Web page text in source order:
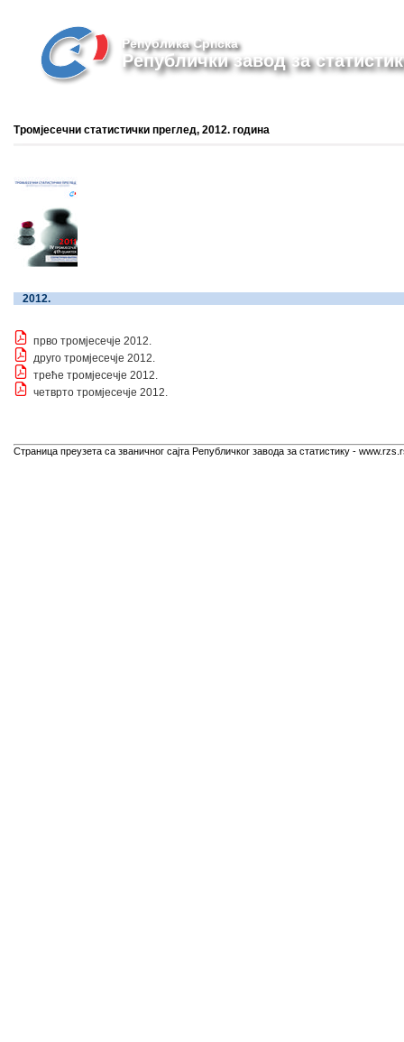
Република Српска
Републички завод за
Тромјесечни статистички преглед, 2012. година
2012.
прво тромјесечје 2012.
друго тромјесечје 2012.
треће тромјесечје 2012.
четврто тромјесечје 2012.
Страница преузета са званичног сајта Републичког завода за статистику -